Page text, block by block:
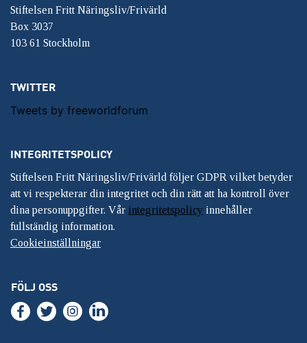
Stiftelsen Fritt Näringsliv/Frivärld
Box 3037
103 61 Stockholm
TWITTER
Tweets by freeworldforum
INTEGRITETSPOLICY
Stiftelsen Fritt Näringsliv/Frivärld följer GDPR vilket betyder
att vi respekterar din integritet och din rätt att ha kontroll över
dina personuppgifter. Vår integritetspolicy innehåller
fullständig information.
Cookieinställningar
FÖLJ OSS